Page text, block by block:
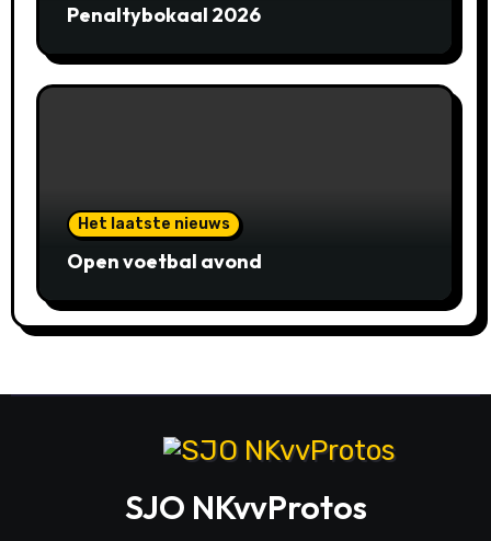
Penaltybokaal 2026
Het laatste nieuws
Open voetbal avond
SJO NKvvProtos